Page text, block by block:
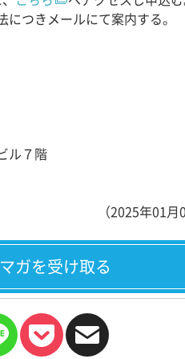
つきメールにて案内する。
ル７階
（2025年01
ガを受け取る